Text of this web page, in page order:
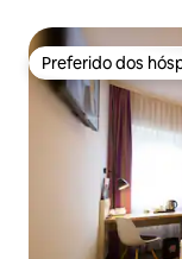
Preferido dos
Preferido dos